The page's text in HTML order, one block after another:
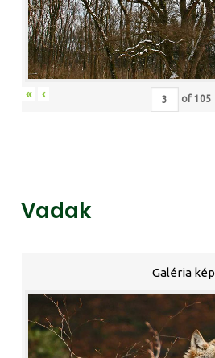
« ‹ of 105
Vadak
Galéria kép